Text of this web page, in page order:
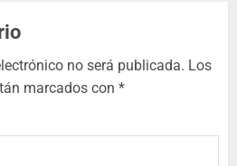
no será publicada. Los
marcados con *